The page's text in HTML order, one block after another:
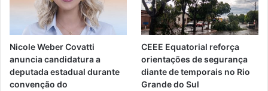
Nicole Weber Covatti
anuncia candidatura a
deputada estadual durante
convenção do
CEEE Equatorial reforça
orientações de segurança
diante de temporais no Rio
Grande do Sul